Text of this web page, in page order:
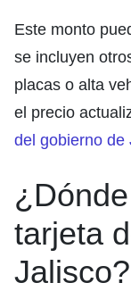
Este monto
se incluyen
placas o alta
el precio
del gobierno de
tarjeta
Jalisco?